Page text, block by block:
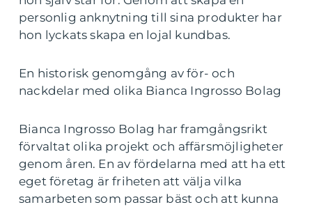
personlig anknytning till sina produkter har
hon lyckats skapa en lojal kundbas.
En historisk genomgång av för- och
nackdelar med olika Bianca Ingrosso Bolag
Bianca Ingrosso Bolag har framgångsrikt
förvaltat olika projekt och affärsmöjligheter
genom åren. En av fördelarna med att ha ett
eget företag är friheten att välja vilka
samarbeten som passar bäst och att kunna